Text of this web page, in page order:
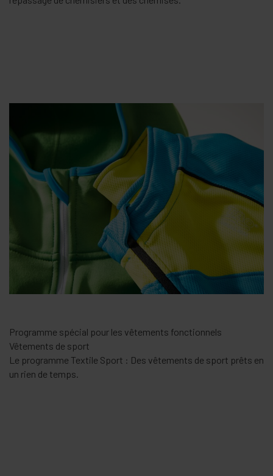
sont lavés avec extrême délicatesse.
Programme spécial pour les linges de maison
Rideaux
Propreté impeccable : Le prélavage automatique élimine déjà
poussière et saleté et est suivi d’un lavage intensif.